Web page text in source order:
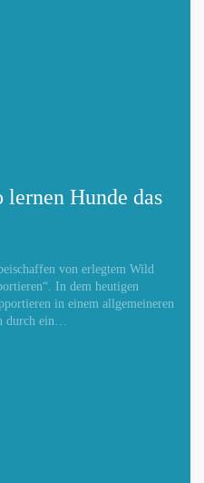
Hunde das
von erlegtem Wild
In dem heutigen
in einem allgemeineren
durch ein…